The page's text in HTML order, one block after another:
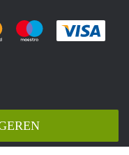
gemakkelijk af met Paypal
Je rekent gemakkelijk af met
Je rekent